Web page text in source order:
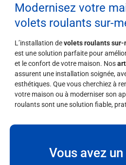
Vous avez
Modernisez votre
volets roulants sur-
L’installation devolets roulants sur-
est une solution parfaite pour
et le confort de votre maison. Nos
assurent une installation soignée,
esthétiques. Que vous cherchiez à
votre maison ou à moderniser son
roulants sont une solution fiable,